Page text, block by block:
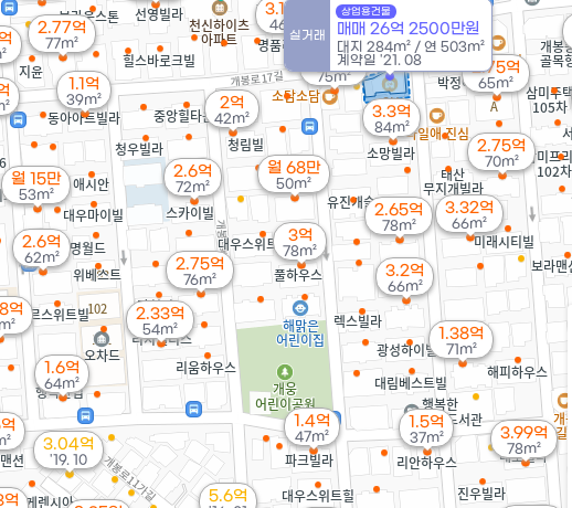
3.15억
46m²
2.28억
75m²
1.4억
47m²
3.2억
66m²
1.1억
39m²
2.33억
54m²
2.75억
76m²
2억
42m²
1.6억
64m²
2.75억
70m²
2.6억
72m²
3.3억
84m²
월 68만
50m²
억
1.5억
37m² 3.99억
78m²
2.75억
65m²
2.77억
77m²
월 15만
53m²
억
3억
78m²
2.6억
62m²
3.32억
66m²
실거래
상업용건물
매매 26억 2500만원
대지 284m² / 연 503m²
계약일 '21. 08
2.65억
78m²
1.38억
71m²
3.04억
'19. 10
5.6억